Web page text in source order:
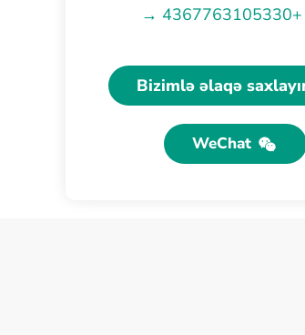
+4367763105330 →
Bizimlə əlaqə
WeChat